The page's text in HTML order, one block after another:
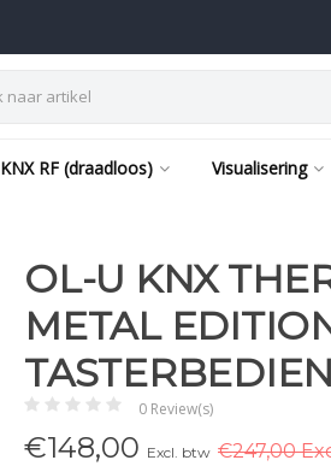
KNX RF (draadloos) Visualisering
OL-U KNX
METAL
0 Review(s)
€148,00 Excl. btw €247,00